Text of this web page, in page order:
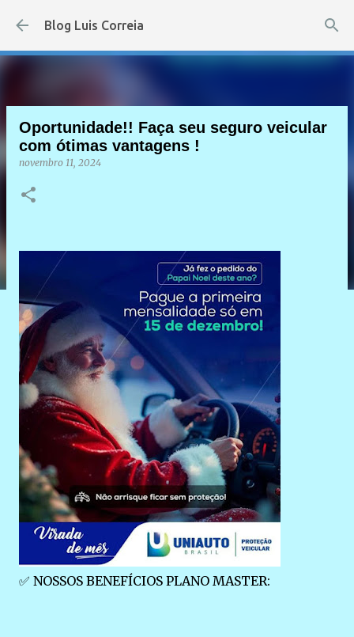
Pular para o conteúdo principal
Blog Luis Correia
Oportunidade!! Faça seu seguro veicular
com ótimas vantagens !
novembro 11, 2024
✅ NOSSOS BENEFÍCIOS PLANO MASTER: